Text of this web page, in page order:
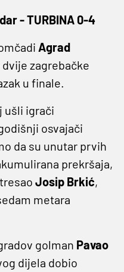
- TURBINA 0-4
Agrad
dvije zagrebačke
u finale.
ušli igrači
osvajači
da su unutar prvih
prekršaja,
Josip Brkić,
metara
golman Pavao
dijela dobio